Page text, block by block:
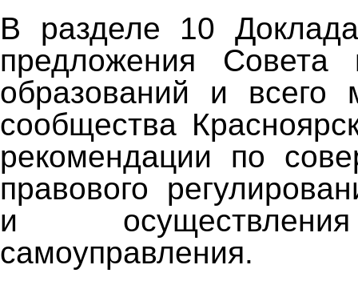
В разделе 10
предложения Совета
образований и всего
сообщества
рекомендации по
правового
и
самоуправления.